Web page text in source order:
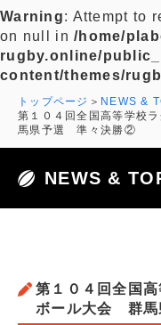
Warning: Attempt to
on null in/home/
rugby.online/
content/themes/
トップページ
NEWS &
第１０４回全国高等学校
馬県予選 準々決勝②
NEWS &
第１０４回全国
ボール大会 群